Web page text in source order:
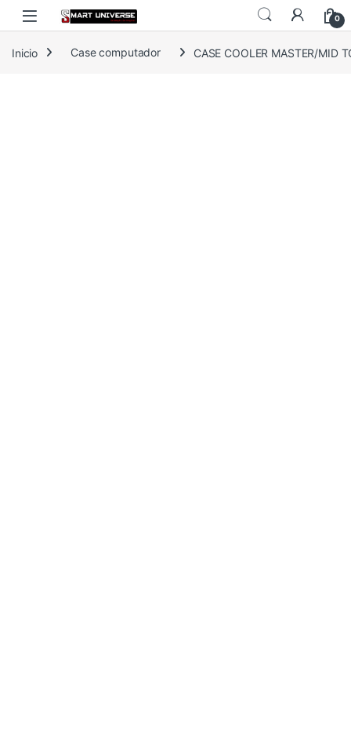
Skip to navigation
Skip to content
0
Inicio Case computador CASE COOLER MASTER/MID